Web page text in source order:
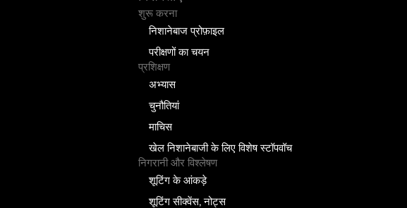
शुरू करना
निशानेबाज प्रोफ़ाइल
परीक्षणों का चयन
प्रशिक्षण
अभ्यास
चुनौतियां
माचिस
खेल निशानेबाजी के लिए विशेष स्टॉपवॉच
निगरानी और विश्लेषण
शूटिंग के आंकड़े
शूटिंग सीक्वेंस, नोट्स